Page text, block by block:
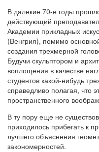
В далекие 70-е годы
действующий
Академии прикладных
(Венгрия), помимо
создания трехмерной
Будучи скульптором и
воплощения в качестве
студентов какой-нибудь
справедливо полагая, что
пространственного
В ту пору еще не
приходилось прибегать к
лучшего объяснения
закономерностей.